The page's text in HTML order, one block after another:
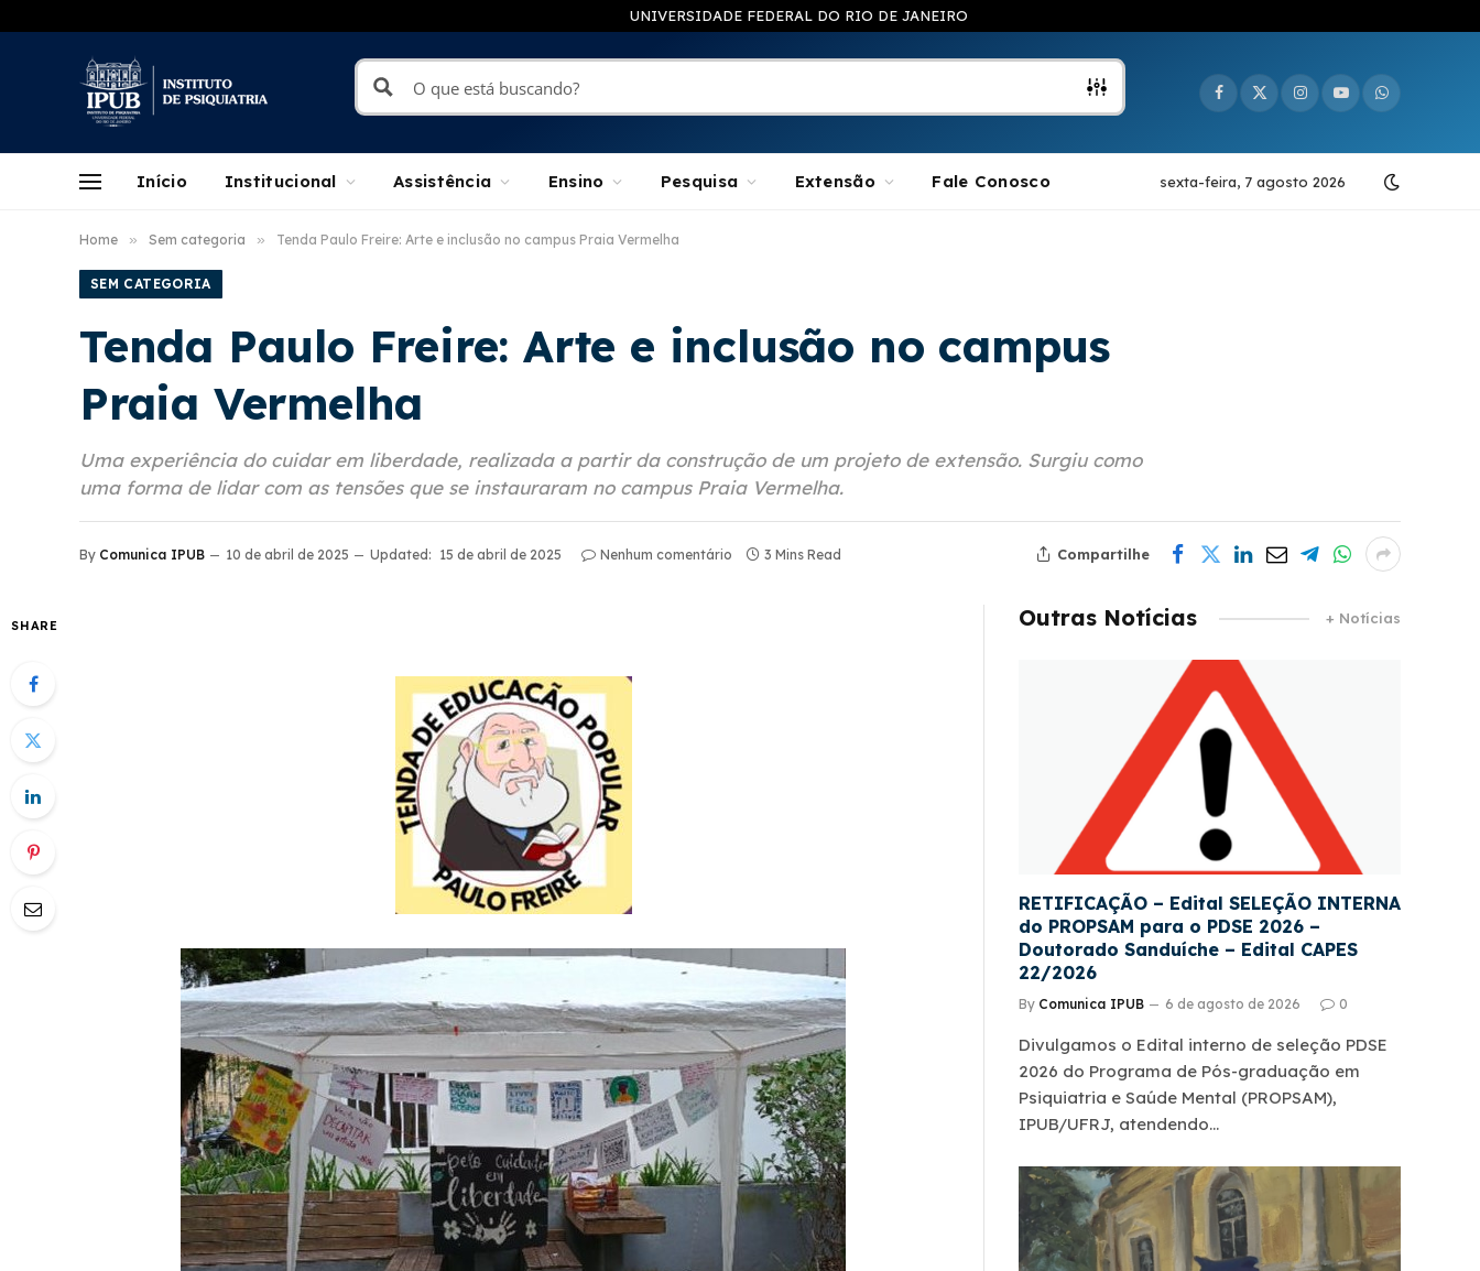
UNIVERSIDADE FEDERAL DO RIO DE JANEIRO
Facebook
X
Instagram
YouTubeWhatsApp
Início Institucional Assistência Ensino Pesquisa Extensão Fale Conosco sexta-feira, 7 agosto 2026
Home » Sem categoria » Tenda Paulo Freire: Arte e inclusão no campus Praia Vermelha
SEM CATEGORIA
Tenda Paulo Freire: Arte e inclusão no campus
Praia Vermelha
Uma experiência do cuidar em liberdade, realizada a partir da construção de um projeto de extensão. Surgiu como
uma forma de lidar com as tensões que se instauraram no campus Praia Vermelha.
By Comunica IPUB 10 de abril de 2025 Updated: 15 de abril de 2025 Nenhum comentário 3 Mins Read Compartilhe
SHARE Outras Notícias + Notícias
RETIFICAÇÃO – Edital SELEÇÃO INTERNA
do PROPSAM para o PDSE 2026 –
Doutorado Sanduíche – Edital CAPES
22/2026
By Comunica IPUB 6 de agosto de 2026 0
Divulgamos o Edital interno de seleção PDSE
2026 do Programa de Pós-graduação em
Psiquiatria e Saúde Mental (PROPSAM),
IPUB/UFRJ, atendendo…